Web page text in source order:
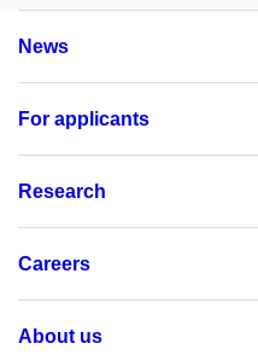
News
For applicants
Research
Careers
About us